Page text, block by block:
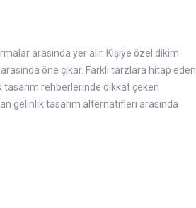
arasında yer alır. Kişiye özel dikim
öne çıkar. Farklı tarzlara hitap eden
tasarım rehberlerinde dikkat çeken
gelinlik tasarım alternatifleri arasında